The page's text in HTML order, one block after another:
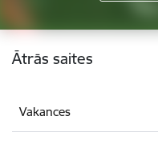
Kājene
Ātrās saites
Vakances